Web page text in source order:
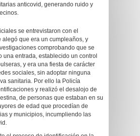
anticovid, generando ruido y
se entrevistaron con el
alegó que era un cumpleaños, y
comprobando que se
una entrada, establecido un control
y era una fiesta de carácter
sociales, sin adoptar ninguna
sanitaria. Por ello la Policía
y realizó el desalojo de
de personas que estaban en su
de edad que procedían de
y municipios, incumpliendo las